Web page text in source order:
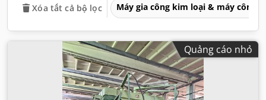
Xóa tất cả bộ lọc Máy gia công kim loại & máy công
Quảng cáo nhỏ